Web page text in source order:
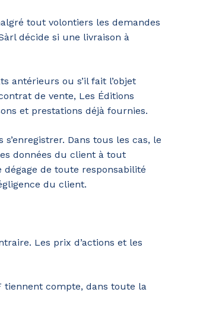
tout volontiers les demandes
décide si une livraison à
antérieurs ou s’il fait l’objet
de vente, Les Éditions
et prestations déjà fournies.
Dans tous les cas, le
données du client à tout
de toute responsabilité
du client.
Les prix d’actions et les
tiennent compte, dans toute la